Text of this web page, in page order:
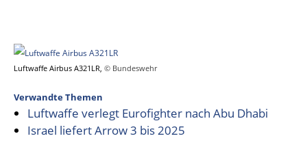
Luftwaffe Airbus A321LR, © Bundeswehr
Verwandte Themen
Luftwaffe verlegt Eurofighter nach Abu Dhabi
Israel liefert Arrow 3 bis 2025